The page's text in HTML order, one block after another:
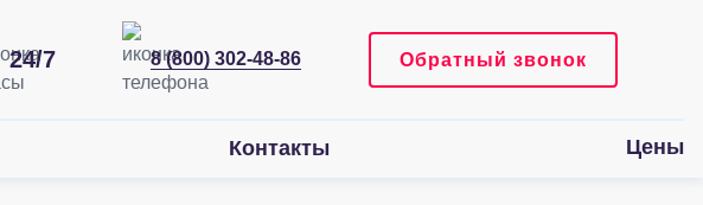
24/7
8 (800) 302-48-86 Обратный звонок
Контакты Цены